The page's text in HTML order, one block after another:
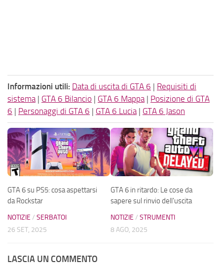
Informazioni utili: Data di uscita di GTA 6 | Requisiti di
sistema| GTA 6 Bilancio | GTA 6 Mappa| Posizione di GTA
6 | Personaggi di GTA 6 | GTA 6 Lucia| GTA 6 Jason
GTA 6 su PS5: cosa aspettarsi
da Rockstar
NOTIZIE / SERBATOI
26 SET, 2025
GTA 6 in ritardo: Le cose da
sapere sul rinvio dell'uscita
NOTIZIE / STRUMENTI
8 AGO, 2025
LASCIA UN COMMENTO